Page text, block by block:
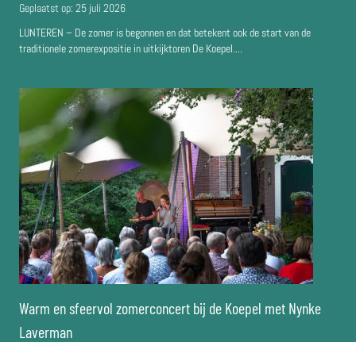
Geplaatst op: 25 juli 2026
LUNTEREN – De zomer is begonnen en dat betekent ook de start van de
traditionele zomerexpositie in uitkijktoren De Koepel....
Warm en sfeervol zomerconcert bij de Koepel met Nynke
Laverman